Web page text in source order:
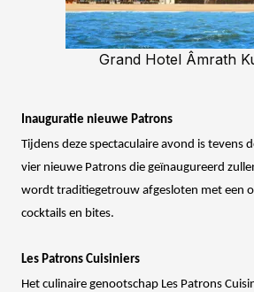
Grand Hotel Âmrath
Inauguratie nieuwe Patrons
Tijdens deze spectaculaire avond is tevens
vier nieuwe Patrons die geïnaugureerd
wordt traditiegetrouw afgesloten met een
cocktails en bites.
Les Patrons Cuisiniers
Het culinaire genootschap Les Patrons